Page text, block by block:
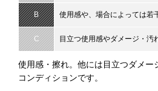
B 使用感や、場合によっては若
C 目立つ使用感やダメージ・汚
使用感・擦れ。他には目立つダメー
コンディションです。